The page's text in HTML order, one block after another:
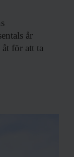
år
för att ta